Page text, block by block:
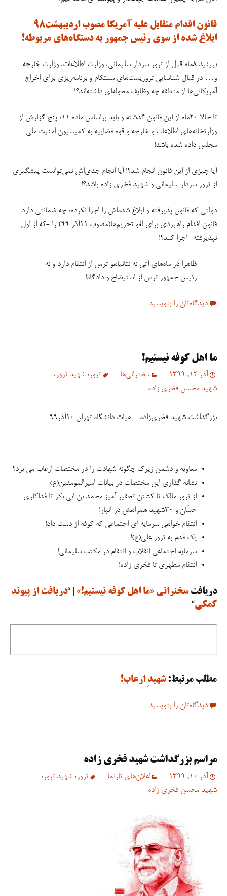
قانون اقدام متقابل علیه آمریکا مصوب اردیبهشت۹۸
ابلاغ شده از سوی رئیس جمهور به دستگاه‌های مربوطه!
ببینید ۸ماه قبل از ترور سردار سلیمانی، وزارت اطلاعات، وزارت خارجه
و… در قبال شناسایی تروریست‌های سنتکام و برنامه‌ریزی برای اخراج
آمریکائی‌ها از منطقه چه وظایف محوله‌ای داشته‌اند؟!
تا حالا ۲۰ماه از این قانون گذشته و باید براساس ماده ۱۱، پنج گزارش از
وزارتخانه‌های اطلاعات و خارجه و قوه قضاییه به کمیسیون امنیت ملی
مجلس داده شده باشد!
آیا چیزی از این قانون انجام شد؟! آیا انجام جدی‌اش نمی‌توانست پیشگیری
از ترور سردار سلیمانی و شهید فخری زاده باشد؟!
دولتی که قانون پذیرفته و ابلاغ شده‌اش را اجرا نکرده، چه ضمانتی دارد
قانون اقدام راهبردی برای لغو تحریم‌ها(مصوب ۱۱آذر ۹۹) را -که از اول
نپذیرفته- اجرا کند؟!
ظاهرا در ماه‌های آتی نه نتانیاهو ترس از انتقام دارد و نه
رئیس جمهور ترس از استیضاح و دادگاه!
دیدگاه‌تان را بنویسید:
ما اهل کوفه نیستیم!
آذر 12, 1399 سخنرانی‏‏‌ها ترور ، شهید ترور ،
شهید محسن فخری زاده
بزرگداشت شهید فخری‌زاده – هیات دانشگاه تهران ١٠آذر٩٩
معاویه و دشمن زیرک چگونه شهادت را در مختصات ارعاب می برد؟
نشانه گذاری این مختصات در بیانات امیرالمومنین(ع)
از ترور مالک تا کشتن تحقیر آمیز محمد بن ابی بکر تا فداکاری
حسّان و ٣٠شهید همراهش در انبار!
انتقام خواهی سرمایه ای اجتماعی که کوفه از دست داد!
یک قدم به ترور علی(ع)!
سرمایه اجتماعی انقلاب و انتقام در مکتب سلیمانی!
انتقام مطهری تا فخری زاده!
دریافتسخنرانی «ما اهل کوفه نیستیم!» | “دریافت از پیوند
کمکی“
مطلب مرتبط:شهیدِ ارعاب!
دیدگاه‌تان را بنویسید:
مراسم بزرگداشت شهید فخری زاده
آذر 10, 1399 اعلان‌های تارنما ترور ، شهید ترور ،
شهید محسن فخری زاده